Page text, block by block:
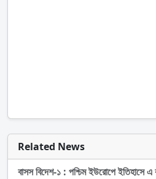
Related News
বাসস বিদেশ-১ : পশ্চিম ইউরোপে